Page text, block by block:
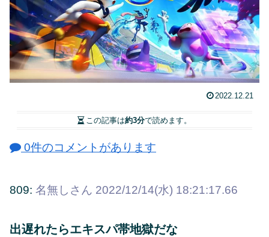
2022.12.21
この記事は約3分で読めます。
0件のコメントがあります
809: 名無しさん 2022/12/14(水) 18:21:17.66
出遅れたらエキスパ帯地獄だな